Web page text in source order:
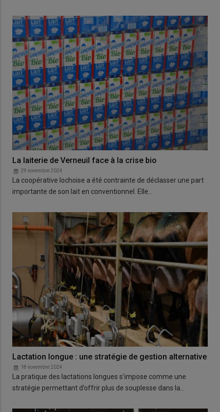
La laiterie de Verneuil face à la crise bio
29 novembre 2024
La coopérative lochoise a été contrainte de déclasser une part
importante de son lait en conventionnel. Elle…
Lactation longue : une stratégie de gestion alternative
18 novembre 2024
La pratique des lactations longues s’impose comme une
stratégie permettant d’offrir plus de souplesse dans la…